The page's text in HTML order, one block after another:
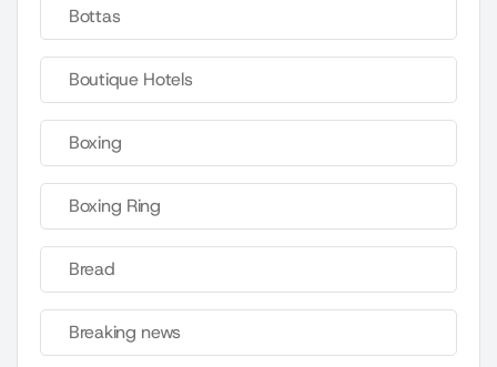
Bottas
Boutique Hotels
Boxing
Boxing Ring
Bread
Breaking news